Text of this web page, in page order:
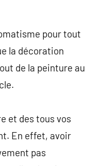
pour tout
la décoration
de la peinture au
et des tous vos
En effet, avoir
pas